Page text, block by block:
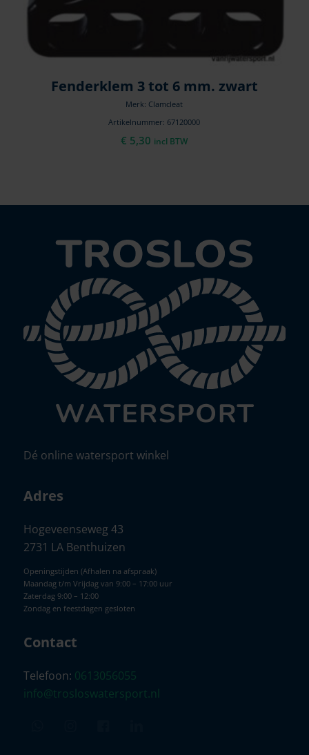
Fenderklem 3 tot 6 mm. zwart
Merk: Clamcleat
Artikelnummer: 67120000
€ 5,30 incl BTW
Dé online watersport winkel
Adres
Hogeveenseweg 43
2731 LA Benthuizen
Openingstijden (Afhalen na afspraak)
Maandag t/m Vrijdag van 9:00 – 17:00 uur
Zaterdag 9:00 – 12:00
Zondag en feestdagen gesloten
Contact
Telefoon: 0613056055
info@trosloswatersport.nl